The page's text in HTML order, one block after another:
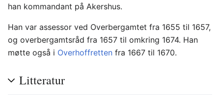
han kommandant på Akershus.
Han var assessor ved Overbergamtet fra 1655 til 1657,
og overbergamtsråd fra 1657 til omkring 1674. Han
møtte også i Overhoffretten fra 1667 til 1670.
Litteratur